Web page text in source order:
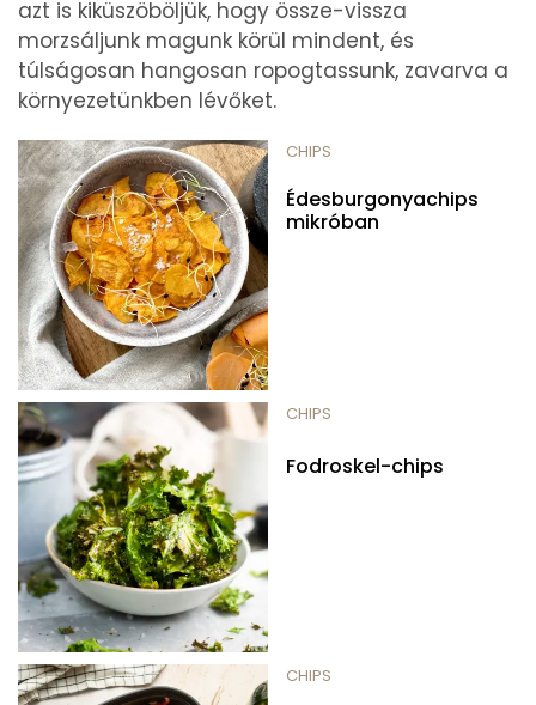
azt is kiküszöböljük, hogy össze-vissza
morzsáljunk magunk körül mindent, és
túlságosan hangosan ropogtassunk, zavarva a
környezetünkben lévőket.
CHIPS
Édesburgonyachips
mikróban
CHIPS
Fodroskel-chips
CHIPS